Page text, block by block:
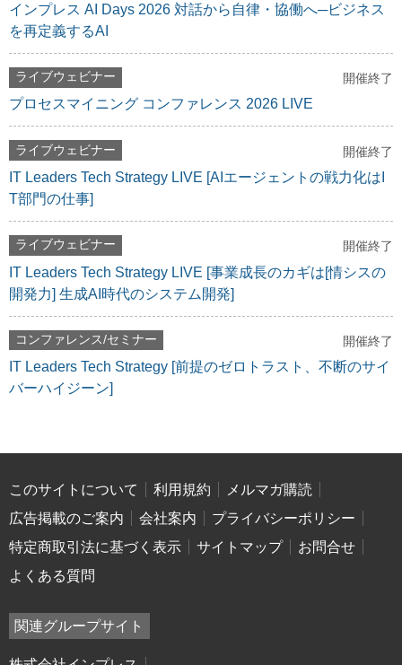
インプレス AI Days 2026 対話から自律・協働へ─ビジネス
を再定義するAI
ライブウェビナー 開催終了
プロセスマイニング コンファレンス 2026 LIVE
ライブウェビナー 開催終了
IT Leaders Tech Strategy LIVE [AIエージェントの戦力化はI
T部門の仕事]
ライブウェビナー 開催終了
IT Leaders Tech Strategy LIVE [事業成長のカギは[情シスの
開発力] 生成AI時代のシステム開発]
コンファレンス/セミナー 開催終了
IT Leaders Tech Strategy [前提のゼロトラスト、不断のサイ
バーハイジーン]
このサイトについて 利用規約
メルマガ購読
広告掲載のご案内
会社案内
プライバシーポリシー
特定商取引法に基づく表示
サイトマップ
お問合せ
よくある質問
関連グループサイト